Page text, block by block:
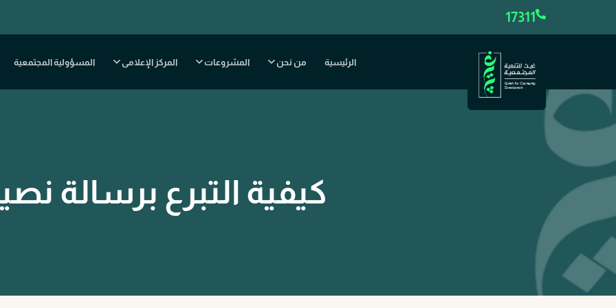
17311
الرئيسية من نحن المشروعات المركز الإعلامى المسؤولية المجتمعية
كيفية التبرع برسالة